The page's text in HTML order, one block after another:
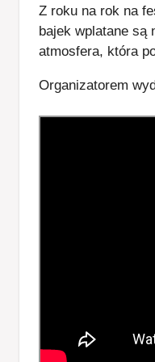
Z roku na rok na
bajek wplatane są
atmosfera, która
Organizatorem